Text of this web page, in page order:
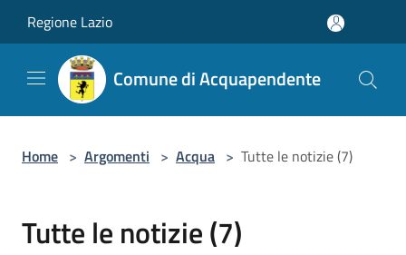
Regione Lazio
Comune di Acquapendente
Home > Argomenti > Acqua > Tutte le notizie (7)
Tutte le notizie (7)